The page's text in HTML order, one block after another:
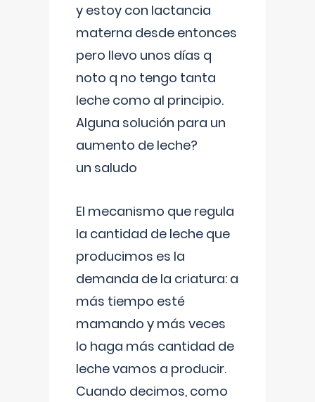
y estoy con lactancia
materna desde entonces
pero llevo unos días q
noto q no tengo tanta
leche como al principio.
Alguna solución para un
aumento de leche?
un saludo
El mecanismo que regula
la cantidad de leche que
producimos es la
demanda de la criatura: a
más tiempo esté
mamando y más veces
lo haga más cantidad de
leche vamos a producir.
Cuando decimos, como